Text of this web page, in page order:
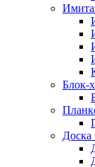
Блок-
Доска